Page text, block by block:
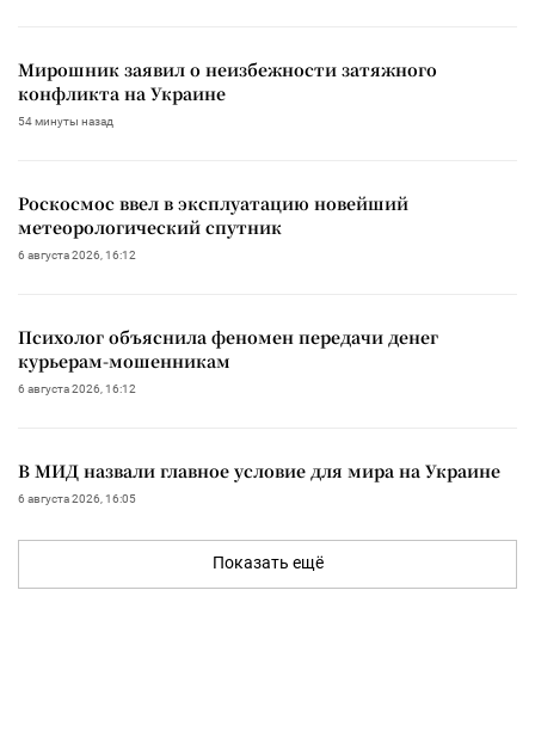
Мирошник заявил о неизбежности затяжного
конфликта на Украине
54 минуты назад
Роскосмос ввел в эксплуатацию новейший
метеорологический спутник
6 августа 2026, 16:12
Психолог объяснила феномен передачи денег
курьерам-мошенникам
6 августа 2026, 16:12
В МИД назвали главное условие для мира на Украине
6 августа 2026, 16:05
Показать ещё